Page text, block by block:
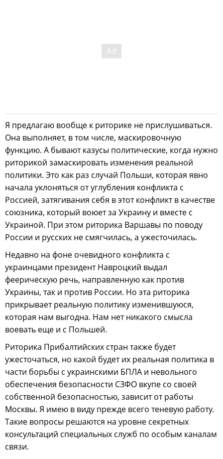
Я предлагаю вообще к риторике не прислушиваться.
Она выполняет, в том числе, маскировочную
функцию. А бывают казусы политические, когда нужно
риторикой замаскировать изменения реальной
политики. Это как раз случай Польши, которая явно
начала уклоняться от углубления конфликта с
Россией, затягивания себя в этот конфликт в качестве
союзника, который воюет за Украину и вместе с
Украиной. При этом риторика Варшавы по поводу
России и русских не смягчилась, а ужесточилась.
Недавно на фоне очевидного конфликта с
украинцами президент Навроцкий выдал
феерическую речь, направленную как против
Украины, так и против России. Но эта риторика
прикрывает реальную политику изменившуюся,
которая нам выгодна. Нам нет никакого смысла
воевать еще и с Польшей.
Риторика Прибалтийских стран также будет
ужесточаться, но какой будет их реальная политика в
части борьбы с украинскими БПЛА и невольного
обеспечения безопасности СЗФО вкупе со своей
собственной безопасностью, зависит от работы
Москвы. Я имею в виду прежде всего теневую работу.
Такие вопросы решаются на уровне секретных
консультаций специальных служб по особым каналам
связи.